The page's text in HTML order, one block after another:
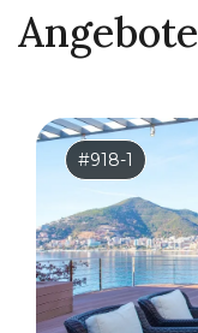
Angebote
#918-1